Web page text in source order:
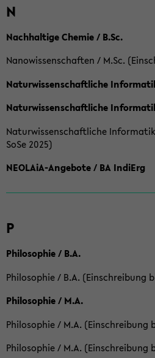
N
Nachhaltige Chemie / B.Sc.
Nanowissenschaften / M.Sc.
Naturwissenschaftliche
Naturwissenschaftliche
Naturwissenschaftliche
SoSe 2025)
NEOLAiA-Angebote / BA IndiErg
P
Philosophie / B.A.
Philosophie / B.A. (Einschreibung
Philosophie / M.A.
Philosophie / M.A. (Einschreibung
Philosophie / M.A. (Einschreibung